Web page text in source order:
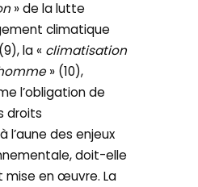
» de la lutte
climatique
la « climatisation
» (10),
l’obligation de
droits
l’aune des enjeux
doit-elle
en œuvre. La